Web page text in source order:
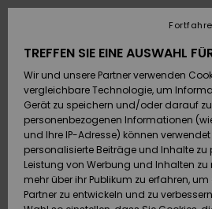
Schuhe&
Flip-Flops
Surf
Snow
JUNGEN
Schuhe&
Flip-Flops
Surf
Snow
FRAUEN
Brandneu
Highlights
Snow
SURF
Kinder
Highlights
SNOW
Kinder
Snow Shop
Damen
Highlights
DOPPELTER
RABATT
KINDER
Outlet
Frauen
Versand
Retouren
Bezahlung
Geschenkkarte
Quiksilver
TREFFEN SIE EINE AUSWAHL
Wir und unsere Partner verwenden
vergleichbare Technologie, um
Gerät zu speichern und/oder darauf
personenbezogenen Informationen
und Ihre IP-Adresse) können
personalisierte Beiträge und Inhalte zu
Leistung von Werbung und Inhalten
mehr über ihr Publikum zu erfahren,
Partner zu entwickeln und zu